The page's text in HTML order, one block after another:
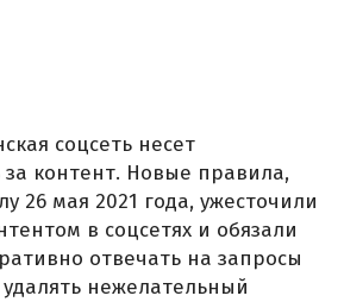
соцсеть несет
за контент. Новые правила,
26 мая 2021 года, ужесточили
в соцсетях и обязали
отвечать на запросы
нежелательный